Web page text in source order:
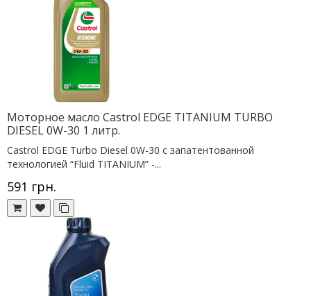
Моторное масло Castrol EDGE TITANIUM TURBO
DIESEL 0W-30 1 литр.
Castrol EDGE Turbo Diesel 0W-30 с запатентованной
технологией “Fluid TITANIUM” -...
591 грн.